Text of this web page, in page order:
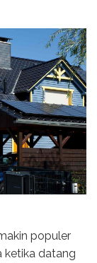
populer
ketika datang